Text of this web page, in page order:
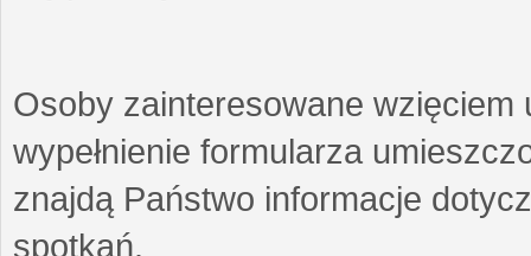
Osoby zainteresowane wzięciem
wypełnienie formularza
znajdą Państwo informacje
spotkań.